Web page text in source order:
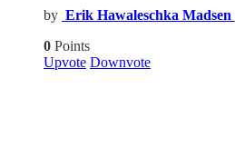
by Erik Hawaleschka Madsen
0 Points
Upvote Downvote